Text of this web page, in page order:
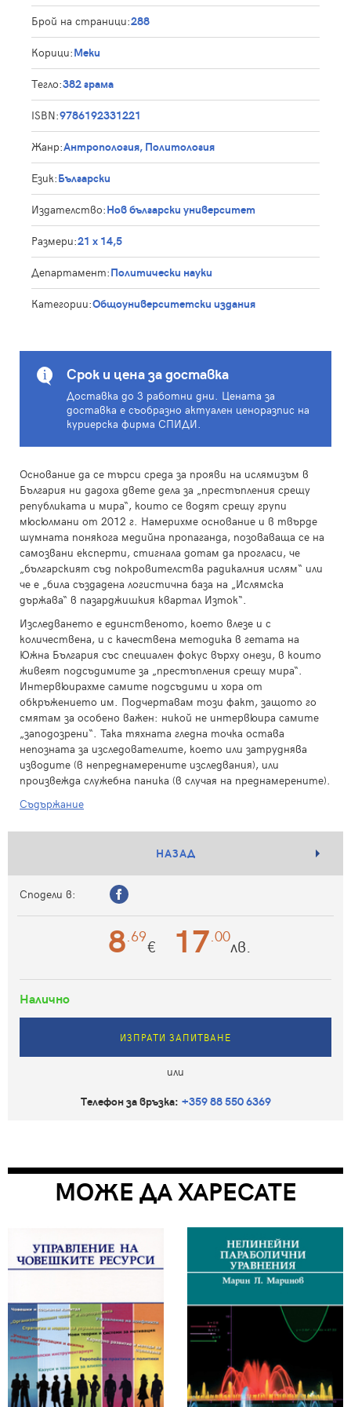
Брой на страници:288
Корици:Меки
Тегло:382 грама
ISBN:9786192331221
Жанр:Антропология, Политология
Език:Български
Издателство:Нов български университет
Размери:21 х 14,5
Департамент:Политически науки
Категории:Общоуниверситетски издания
Срок и цена за доставка
Доставка до 3 работни дни. Цената за
доставка е съобразно актуален ценоразпис на
куриерска фирма СПИДИ.
Основание да се търси среда за прояви на ислямизъм в
България ни дадоха двете дела за „престъпления срещу
републиката и мира“, които се водят срещу групи
мюсюлмани от 2012 г. Намерихме основание и в твърде
шумната понякога медийна пропаганда, позоваваща се на
самозвани експерти, стигнала дотам да прогласи, че
„българският съд покровителства радикалния ислям“ или
че е „била създадена логистична база на „Ислямска
държава“ в пазарджишкия квартал Изток“.
Изследването е единственото, което влезе и с
количествена, и с качествена методика в гетата на
Южна България със специален фокус върху онези, в които
живеят подсъдимите за „престъпления срещу мира“.
Интервюирахме самите подсъдими и хора от
обкръжението им. Подчертавам този факт, защото го
смятам за особено важен: никой не интервюира самите
„заподозрени“. Така тяхната гледна точка остава
непозната за изследователите, което или затруднява
изводите (в непреднамерените изследвания), или
произвежда служебна паника (в случая на преднамерените).
Съдържание
НАЗАД
Сподели в:
8 .69€ 17 .00лв.
Налично
ИЗПРАТИ ЗАПИТВАНЕ
или
Телефон за връзка: +359 88 550 6369
МОЖЕ ДА ХАРЕСАТЕ